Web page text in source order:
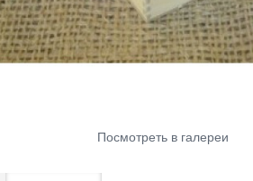
Посмотреть в галереи